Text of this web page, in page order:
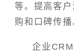
等。提高客
购和口碑传播
企业